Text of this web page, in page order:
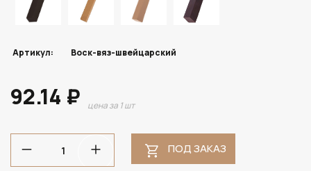
Артикул: Воск-вяз-швейцарский
92.14 ₽ цена за 1 шт
ПОД ЗАКАЗ